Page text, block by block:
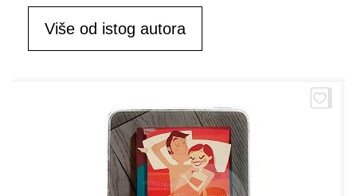
Više od istog autora